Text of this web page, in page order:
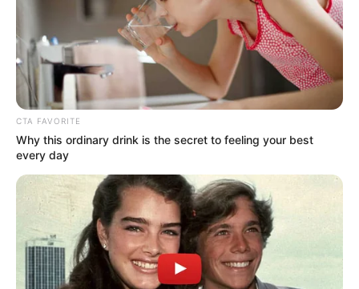
Luka Cinta
CTA FAVORITE
Why this ordinary drink is the secret to feeling your best
every day